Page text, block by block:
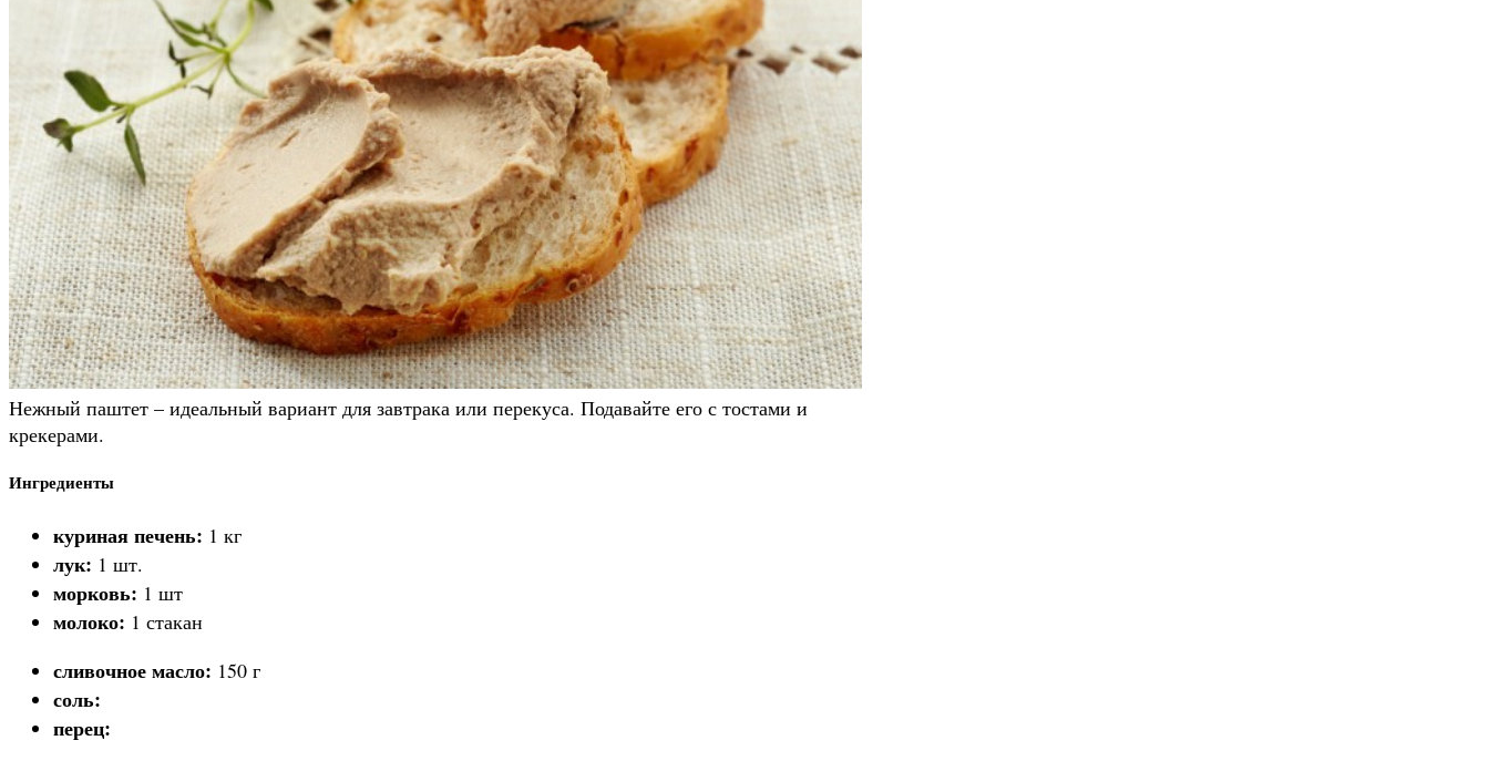
Нежный паштет – идеальный вариант для завтрака или перекуса. Подавайте его с тостами и
крекерами.
Ингредиенты
куриная печень: 1 кг
лук: 1 шт.
морковь: 1 шт
молоко: 1 стакан
сливочное масло: 150 г
соль:
перец: